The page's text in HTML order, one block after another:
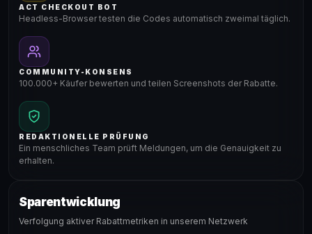
ACT CHECKOUT BOT
Headless-Browser testen die Codes automatisch zweimal täglich.
COMMUNITY-KONSENS
100.000+ Käufer bewerten und teilen Screenshots der Rabatte.
REDAKTIONELLE PRÜFUNG
Ein menschliches Team prüft Meldungen, um die Genauigkeit zu
erhalten.
Sparentwicklung
Verfolgung aktiver Rabattmetriken in unserem Netzwerk